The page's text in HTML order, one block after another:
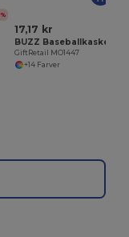
17,17 kr
GiftRetail MO1447
+14 Farver